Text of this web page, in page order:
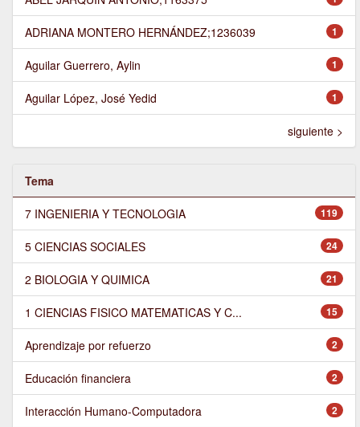
1
ADRIANA MONTERO HERNÁNDEZ;1236039
1
Aguilar Guerrero, Aylin
1
Aguilar López, José Yedid
siguiente >
Tema
119
7 INGENIERIA Y TECNOLOGIA
24
5 CIENCIAS SOCIALES
21
2 BIOLOGIA Y QUIMICA
15
1 CIENCIAS FISICO MATEMATICAS Y C...
2
Aprendizaje por refuerzo
2
Educación financiera
2
Interacción Humano-Computadora